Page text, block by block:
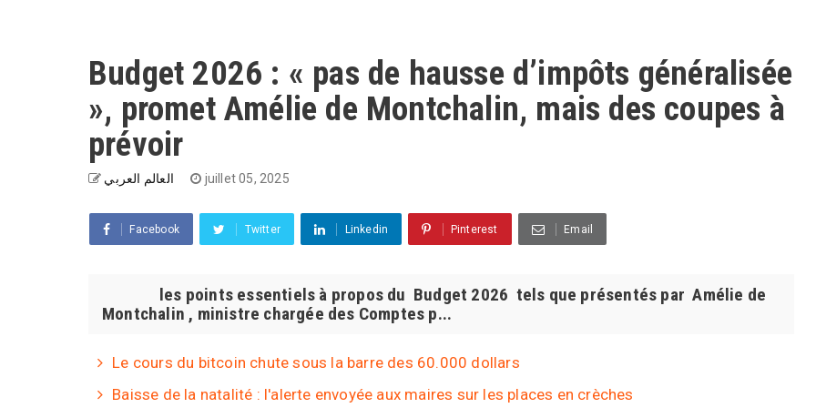
Budget 2026 : « pas de hausse d’impôts généralisée
», promet Amélie de Montchalin, mais des coupes à
prévoir
العالم العربي juillet 05, 2025
Facebook Twitter Linkedin Pinterest Email
les points essentiels à propos du Budget 2026 tels que présentés par Amélie de
Montchalin , ministre chargée des Comptes p...
Le cours du bitcoin chute sous la barre des 60.000 dollars
Baisse de la natalité : l'alerte envoyée aux maires sur les places en crèches